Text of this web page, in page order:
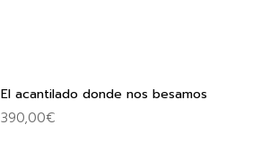
El acantilado donde nos besamos
390,00€